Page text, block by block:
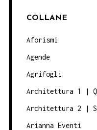
COLLANE
Aforismi
Agende
Agrifogli
Architettura 1 |
Architettura 2 |
Arianna Eventi